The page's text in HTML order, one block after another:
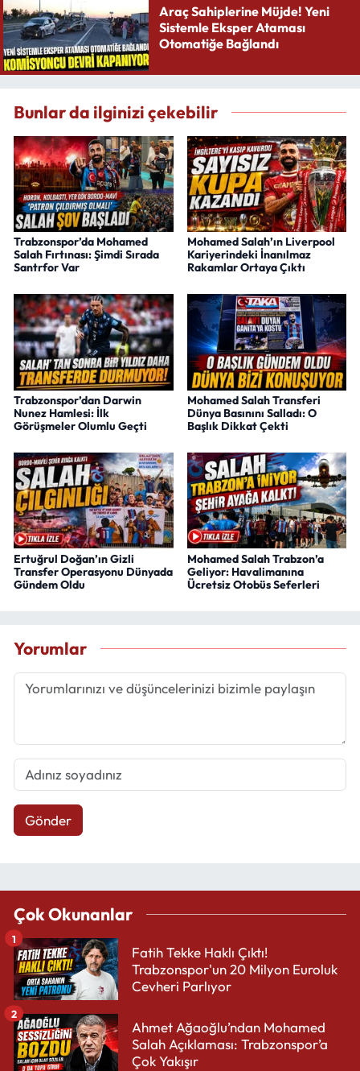
Araç Sahiplerine Müjde! Yeni
Sistemle Eksper Ataması
Otomatiğe Bağlandı
Bunlar da ilginizi çekebilir
Trabzonspor’da Mohamed
Salah Fırtınası: Şimdi Sırada
Santrfor Var
Mohamed Salah’ın Liverpool
Kariyerindeki İnanılmaz
Rakamlar Ortaya Çıktı
Trabzonspor’dan Darwin
Nunez Hamlesi: İlk
Görüşmeler Olumlu Geçti
Mohamed Salah Transferi
Dünya Basınını Salladı: O
Başlık Dikkat Çekti
Ertuğrul Doğan’ın Gizli
Transfer Operasyonu Dünyada
Gündem Oldu
Mohamed Salah Trabzon’a
Geliyor: Havalimanına
Ücretsiz Otobüs Seferleri
Yorumlar
Gönder
Çok Okunanlar
Fatih Tekke Haklı Çıktı!
Trabzonspor'un 20 Milyon Euroluk
Cevheri Parlıyor
1
Ahmet Ağaoğlu’ndan Mohamed
Salah Açıklaması: Trabzonspor’a
Çok Yakışır
2